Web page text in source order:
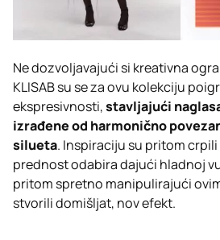
Ne dozvoljavajući si kreativna
KLISAB su se za ovu kolekciju
ekspresivnosti,stavljajući
izrađene od harmonično
silueta. Inspiraciju su pritom
prednost odabira dajući hladnoj
pritom spretno manipulirajući
stvorili domišljat, nov efekt.